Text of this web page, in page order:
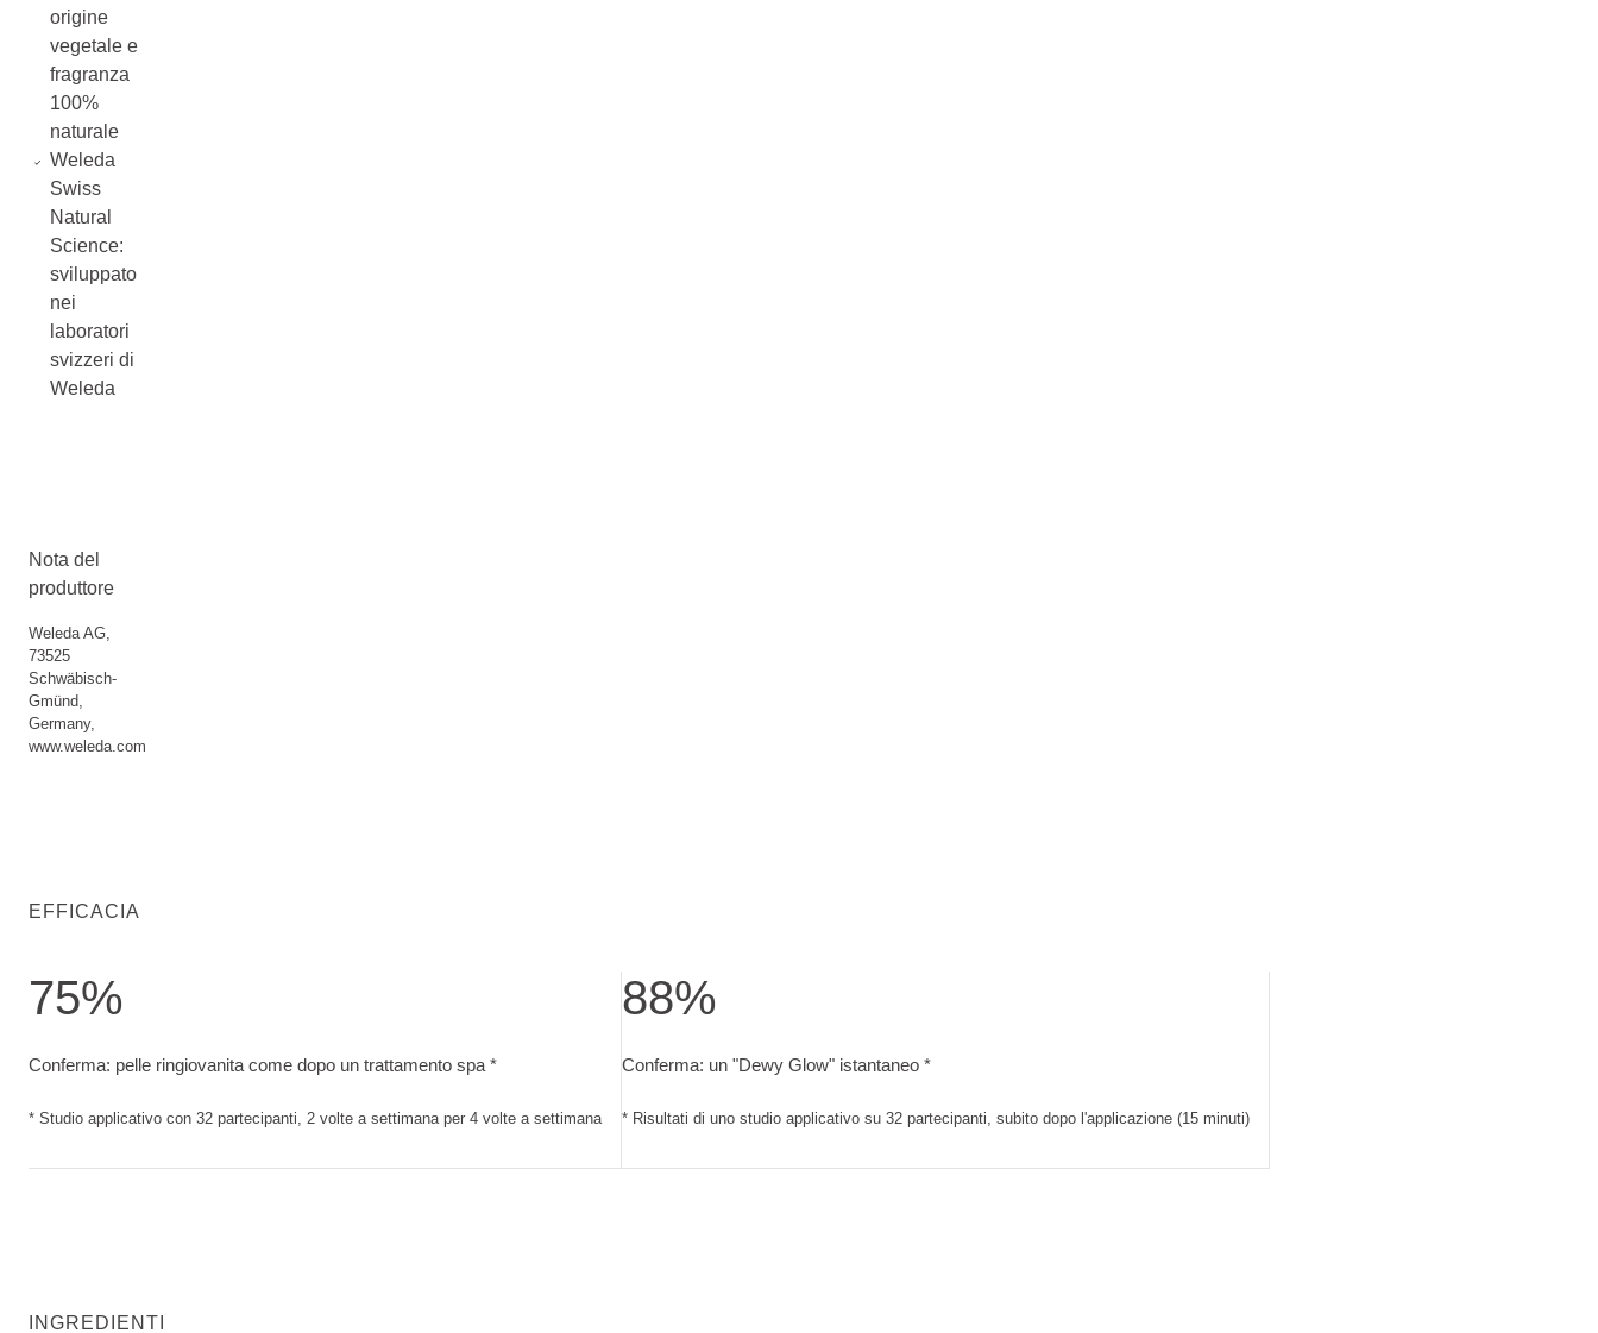
origine
vegetale e
fragranza
100%
naturale
Weleda
Swiss
Natural
Science:
sviluppato
nei
laboratori
svizzeri di
Weleda
Nota del
produttore
Weleda AG,
73525
Schwäbisch-
Gmünd,
Germany,
www.weleda.com
EFFICACIA
75%
Conferma: pelle ringiovanita come dopo un trattamento spa *
* Studio applicativo con 32 partecipanti, 2 volte a settimana per 4 volte a settimana
88%
Conferma: un "Dewy Glow" istantaneo *
* Risultati di uno studio applicativo su 32 partecipanti, subito dopo l'applicazione (15 minuti)
INGREDIENTI